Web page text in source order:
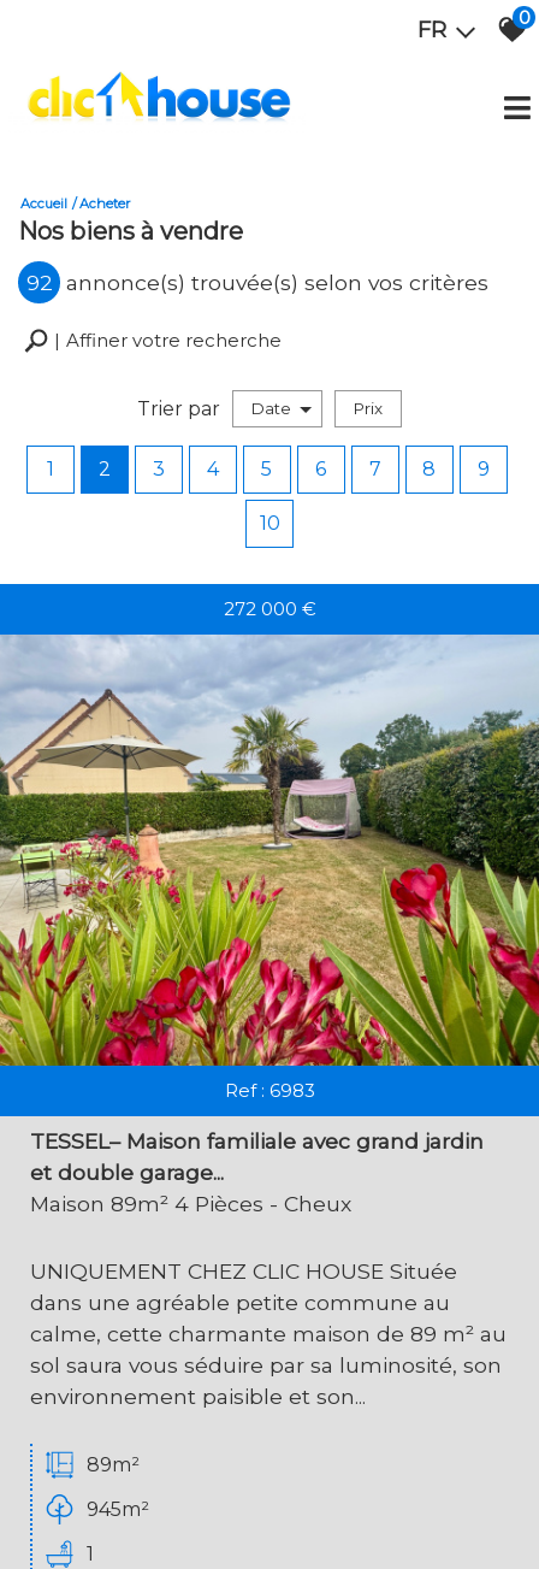
FR 0
Accueil Acheter
Nos biens à vendre
92 annonce(s) trouvée(s) selon vos critères
Affiner votre recherche
5KM 10KM 25KM
Critères supplémentaires
Piscine Parking Terrasse
RECHERCHER
+ de critères
+
Trier par Date Prix
1 2 3 4 5 6 7 8 9
10
272 000 €
Ref : 6983
TESSEL– Maison familiale avec grand jardin
et double garage...
Maison 89m² 4 Pièces - Cheux
UNIQUEMENT CHEZ CLIC HOUSE Située
dans une agréable petite commune au
calme, cette charmante maison de 89 m² au
sol saura vous séduire par sa luminosité, son
environnement paisible et son...
89m²
945m²
1